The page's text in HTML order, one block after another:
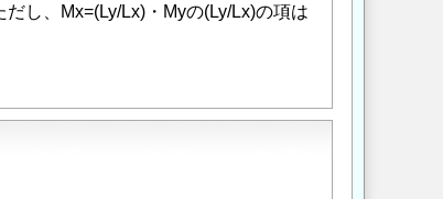
し、Mx=(Ly/Lx)・Myの(Ly/Lx)の項は